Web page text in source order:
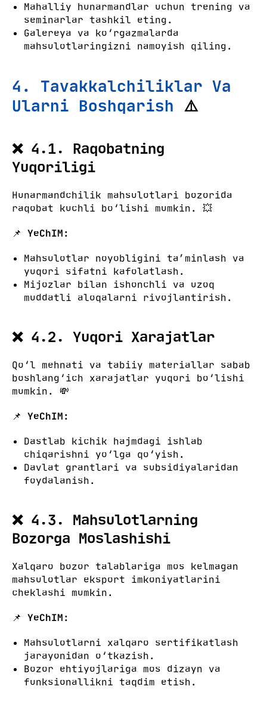
Mahalliy hunarmandlar uchun trening va
seminarlar tashkil eting.
Galereya va ko‘rgazmalarda
mahsulotlaringizni namoyish qiling.
4. Tavakkalchiliklar Va
Ularni Boshqarish ⚠️
❌ 4.1. Raqobatning
Yuqoriligi
Hunarmandchilik mahsulotlari bozorida
raqobat kuchli bo‘lishi mumkin. 💥
📌 YeChIM:
Mahsulotlar noyobligini ta’minlash va
yuqori sifatni kafolatlash.
Mijozlar bilan ishonchli va uzoq
muddatli aloqalarni rivojlantirish.
❌ 4.2. Yuqori Xarajatlar
Qo‘l mehnati va tabiiy materiallar sabab
boshlang‘ich xarajatlar yuqori bo‘lishi
mumkin. 💸
📌 YeChIM:
Dastlab kichik hajmdagi ishlab
chiqarishni yo‘lga qo‘yish.
Davlat grantlari va subsidiyalaridan
foydalanish.
❌ 4.3. Mahsulotlarning
Bozorga Moslashishi
Xalqaro bozor talablariga mos kelmagan
mahsulotlar eksport imkoniyatlarini
cheklashi mumkin.
📌 YeChIM:
Mahsulotlarni xalqaro sertifikatlash
jarayonidan o‘tkazish.
Bozor ehtiyojlariga mos dizayn va
funksionallikni taqdim etish.